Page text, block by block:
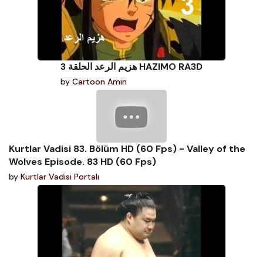
هزيم الرعد الحلقة 3 HAZIMO RA3D
by Cartoon Amin
Kurtlar Vadisi 83. Bölüm HD (60 Fps) - Valley of the
Wolves Episode. 83 HD (60 Fps)
by Kurtlar Vadisi Portalı